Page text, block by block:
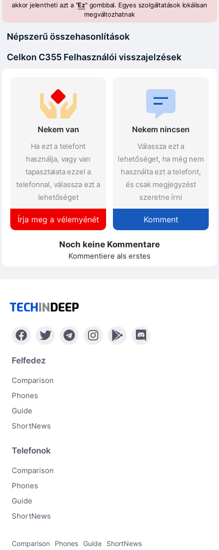
akkor jelentheti azt a "Ez" gombbal. Egyes szolgáltatások lokálisan
megváltozhatnak
Népszerű összehasonlítások
Celkon C355 Felhasználói visszajelzések
Nekem van
Ha ezt a telefont
használja, vagy van
tapasztalata ezzel a
telefonnal, válassza ezt a
lehetőséget
Írja meg a vélemyénét
Nekem nincsen
Válassza ezt a
lehetőséget, ha még nem
használta ezt a telefont,
és csak megjegyzést
szeretne írni
Komment
Noch keine Kommentare
Kommentiere als erstes
TECHINDEEP
Felfedez
Comparison
Phones
Guide
ShortNews
Telefonok
Comparison
Phones
Guide
ShortNews
Comparison Phones Guide ShortNews